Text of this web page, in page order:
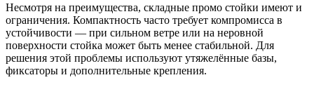
Несмотря на преимущества, складные промо стойки имеют и
ограничения. Компактность часто требует компромисса в
устойчивости — при сильном ветре или на неровной
поверхности стойка может быть менее стабильной. Для
решения этой проблемы используют утяжелённые базы,
фиксаторы и дополнительные крепления.